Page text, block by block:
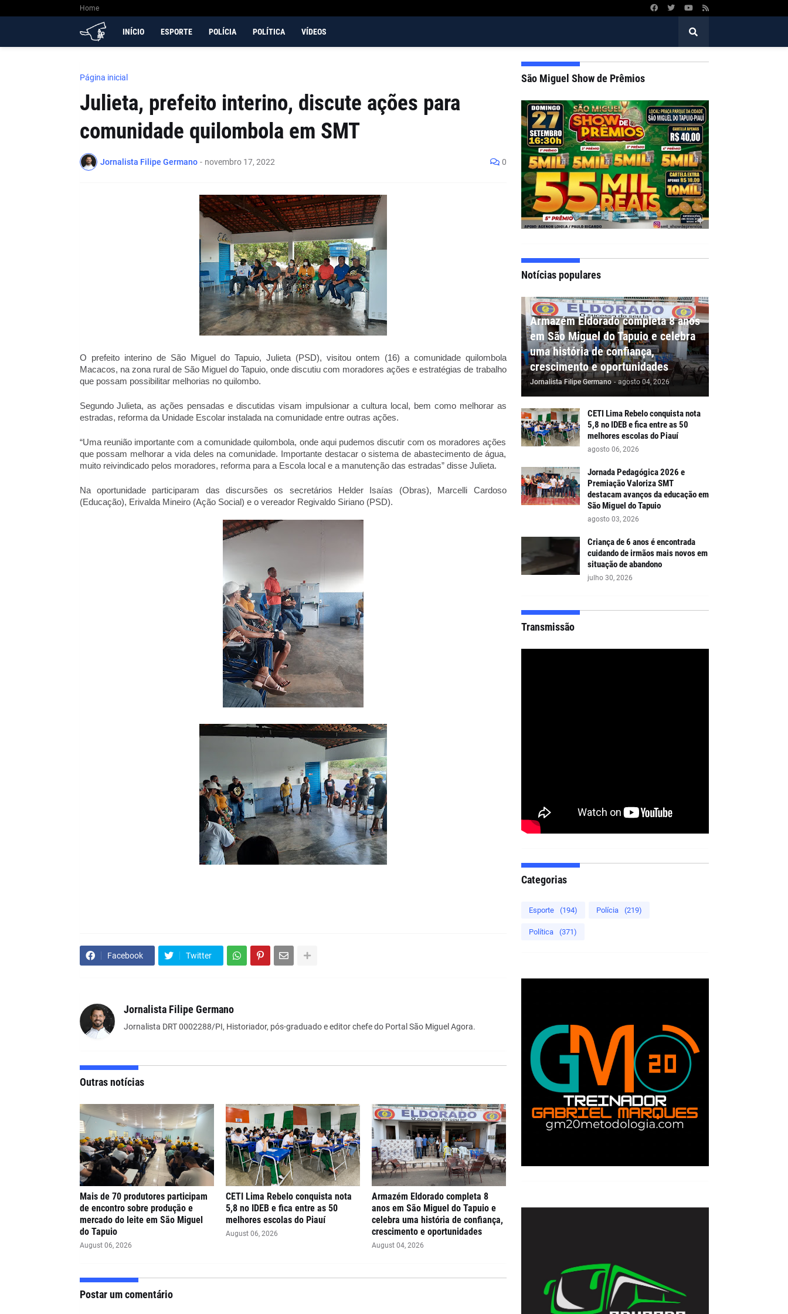
Home
INÍCIO ESPORTE POLÍCIA POLÍTICA VÍDEOS
Página inicial
Julieta, prefeito interino, discute ações para
comunidade quilombola em SMT
Jornalista Filipe Germano - novembro 17, 2022 0
O prefeito interino de São Miguel do Tapuio, Julieta (PSD), visitou ontem (16) a comunidade quilombola
Macacos, na zona rural de São Miguel do Tapuio, onde discutiu com moradores ações e estratégias de trabalho
que possam possibilitar melhorias no quilombo.
Segundo Julieta, as ações pensadas e discutidas visam impulsionar a cultura local, bem como melhorar as
estradas, reforma da Unidade Escolar instalada na comunidade entre outras ações.
“Uma reunião importante com a comunidade quilombola, onde aqui pudemos discutir com os moradores ações
que possam melhorar a vida deles na comunidade. Importante destacar o sistema de abastecimento de água,
muito reivindicado pelos moradores, reforma para a Escola local e a manutenção das estradas” disse Julieta.
Na oportunidade participaram das discursões os secretários Helder Isaías (Obras), Marcelli Cardoso
(Educação), Erivalda Mineiro (Ação Social) e o vereador Regivaldo Siriano (PSD).
Facebook Twitter
Jornalista Filipe Germano
Jornalista DRT 0002288/PI, Historiador, pós-graduado e editor chefe do Portal São Miguel Agora.
Outras notícias
Mais de 70 produtores participam
de encontro sobre produção e
mercado do leite em São Miguel
do Tapuio
August 06, 2026
CETI Lima Rebelo conquista nota
5,8 no IDEB e fica entre as 50
melhores escolas do Piauí
August 06, 2026
Armazém Eldorado completa 8
anos em São Miguel do Tapuio e
celebra uma história de confiança,
crescimento e oportunidades
August 04, 2026
Postar um comentário
São Miguel Show de Prêmios
Notícias populares
Armazém Eldorado completa 8 anos
em São Miguel do Tapuio e celebra
uma história de confiança,
crescimento e oportunidades
Jornalista Filipe Germano - agosto 04, 2026
CETI Lima Rebelo conquista nota
5,8 no IDEB e fica entre as 50
melhores escolas do Piauí
agosto 06, 2026
Jornada Pedagógica 2026 e
Premiação Valoriza SMT
destacam avanços da educação em
São Miguel do Tapuio
agosto 03, 2026
Criança de 6 anos é encontrada
cuidando de irmãos mais novos em
situação de abandono
julho 30, 2026
Transmissão
Categorias
Esporte (194) Polícia (219)
Política (371)